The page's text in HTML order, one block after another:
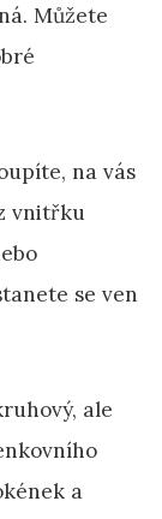
Můžete
na vás
vnitřku
se ven
ale
a